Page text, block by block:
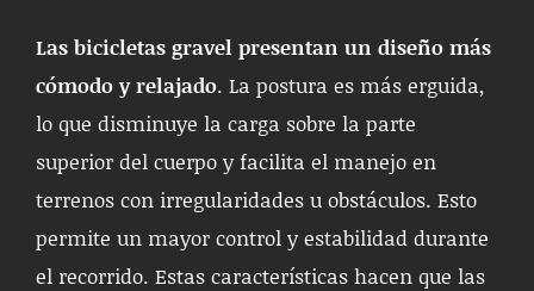
Las bicicletas gravel presentan un diseño más
cómodo y relajado. La postura es más erguida,
lo que disminuye la carga sobre la parte
superior del cuerpo y facilita el manejo en
terrenos con irregularidades u obstáculos. Esto
permite un mayor control y estabilidad durante
el recorrido. Estas características hacen que las